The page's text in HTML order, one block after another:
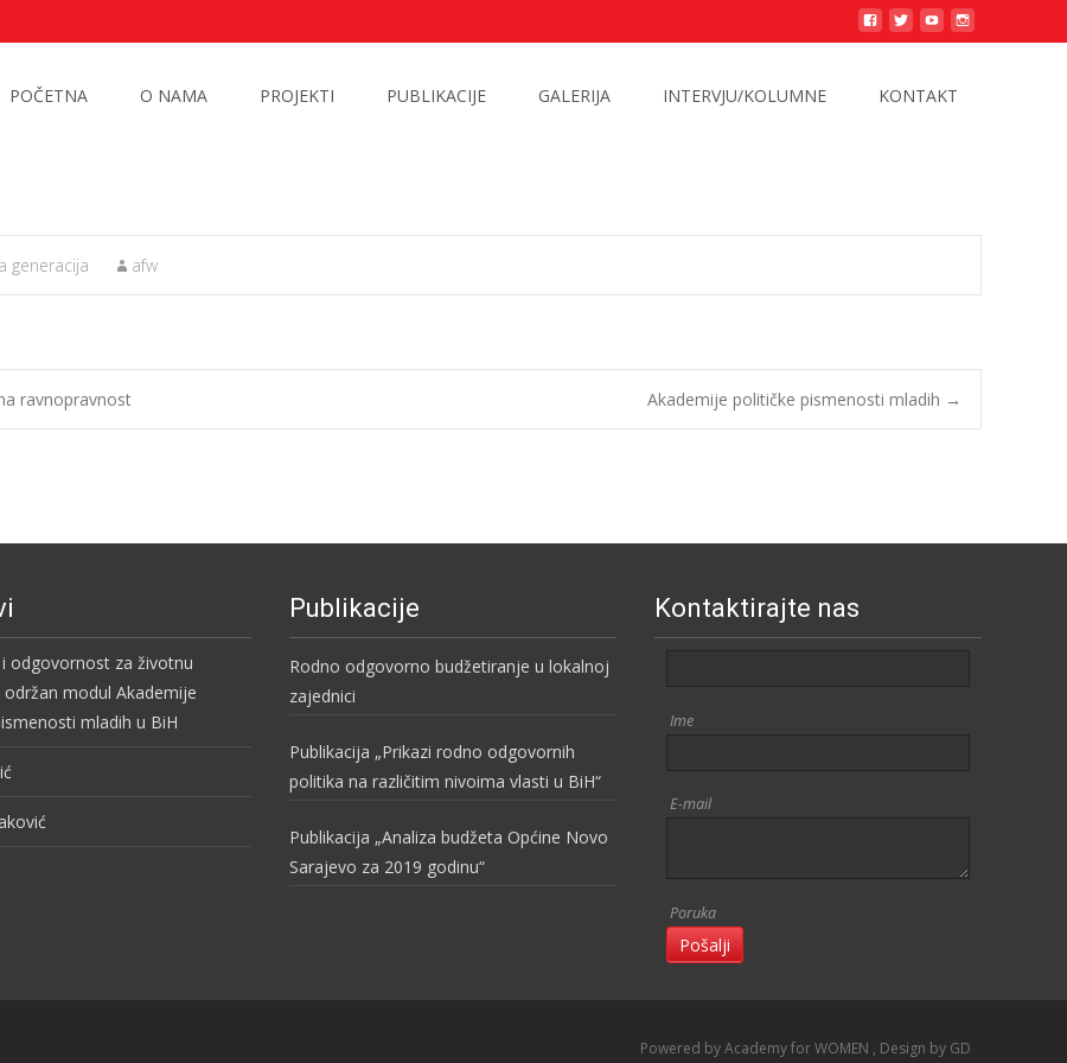
POČETNA O NAMA PROJEKTI PUBLIKACIJE GALERIJA INTERVJU/KOLUMNE KONTAKT
generacija afw
ravnopravnost Akademije političke pismenosti mladih →
i odgovornost za životnu
održan modul Akademije
mladih u BiH
Publikacije
Rodno odgovorno budžetiranje u lokalnoj
zajednici
Publikacija „Prikazi rodno odgovornih
politika na različitim nivoima vlasti u BiH“
Publikacija „Analiza budžeta Općine Novo
Sarajevo za 2019 godinu“
Kontaktirajte nas
Ime
E-mail
Poruka
Pošalji
Powered by Academy for WOMEN , Design by GD